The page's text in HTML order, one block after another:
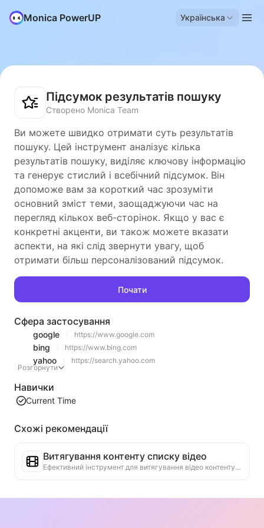
Monica PowerUP Українська
Підсумок результатів пошуку
Створено Monica Team
Ви можете швидко отримати суть результатів
пошуку. Цей інструмент аналізує кілька
результатів пошуку, виділяє ключову інформацію
та генерує стислий і всебічний підсумок. Він
допоможе вам за короткий час зрозуміти
основний зміст теми, заощаджуючи час на
перегляд кількох веб-сторінок. Якщо у вас є
конкретні акценти, ви також можете вказати
аспекти, на які слід звернути увагу, щоб
отримати більш персоналізований підсумок.
Почати
Сфера застосування
google https://www.google.com
bing https://www.bing.com
yahoo
https://search.yahoo.com
Розгорнути
Навички
Current Time
Схожі рекомендації
Витягування контенту списку відео
Ефективний інструмент для витягування відео контенту з веб-сторінок, який може швидко сканувати веб-сторінки та організовувати інформацію про відео в структуровану таблицю Markdown.
Аналіз тенденцій рейтингу